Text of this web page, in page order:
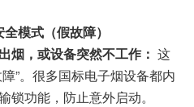
模式（假故障）
烟，或设备突然不工作： 这
”。很多国标电子烟设备都内
锁功能，防止意外启动。